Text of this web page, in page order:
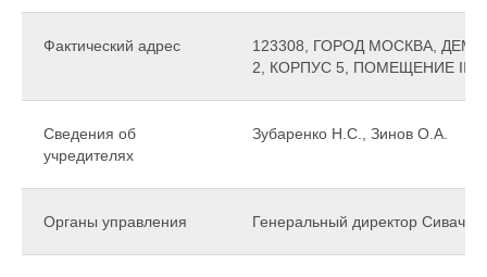
Фактический адрес
123308, ГОРОД МОСКВА,
2, КОРПУС 5, ПОМЕЩЕНИЕ III,
Сведения об
учредителях
Зубаренко Н.С., Зинов О.А.
Органы управления Генеральный директор